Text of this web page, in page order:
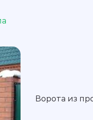
Ворота из